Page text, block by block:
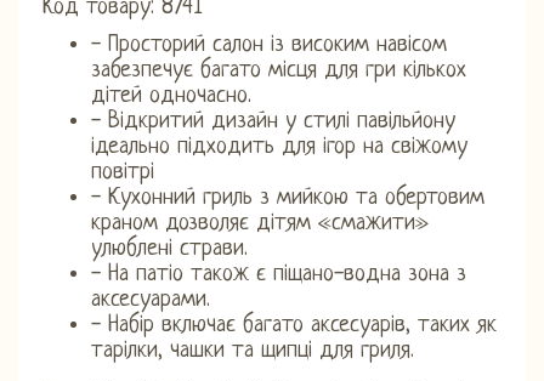
Код товару: 8741
- Просторий салон із високим навісом
забезпечує багато місця для гри кількох
дітей одночасно.
- Відкритий дизайн у стилі павільйону
ідеально підходить для ігор на свіжому
повітрі
- Кухонний гриль з мийкою та обертовим
краном дозволяє дітям «смажити»
улюблені страви.
- На патіо також є піщано-водна зона з
аксесуарами.
- Набір включає багато аксесуарів, таких як
тарілки, чашки та щипці для гриля.